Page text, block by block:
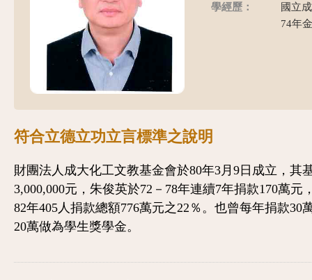
學經歷：
國立
74年
符合立德立功立言標準之說明
財團法人成大化工文教基金會於80年3月9日成立，其
3,000,000元，朱俊英於72－78年連續7年捐款170萬元
82年405人捐款總額776萬元之22％。也曾每年捐款30
20萬做為學生獎學金。